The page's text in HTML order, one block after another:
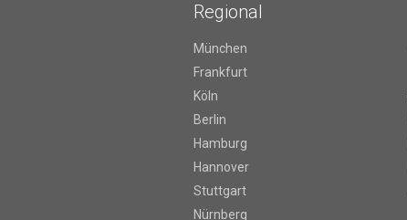
Regional
München
Frankfurt
Köln
Berlin
Hamburg
Hannover
Stuttgart
Nürnberg